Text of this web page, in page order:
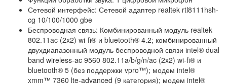
Сетевой интерфейс: Сетевой адаптер realtek rtl8111hsh-
cg 10/100/1000 gbe
Беспроводная связь: Комбинированный модуль realtek
802.11ac (2x2) wi-fi® и bluetooth® 4.2; комбинированный
двухдиапазонный модуль беспроводной связи intel® dual
band wireless-ac 9560 802.11a/b/g/n/ac (2x2) wi-fi® и
bluetooth® 5 (без поддержки vpro™); модем intel®
xmm™ 7360 lte-advanced (9 категория); модем intel®